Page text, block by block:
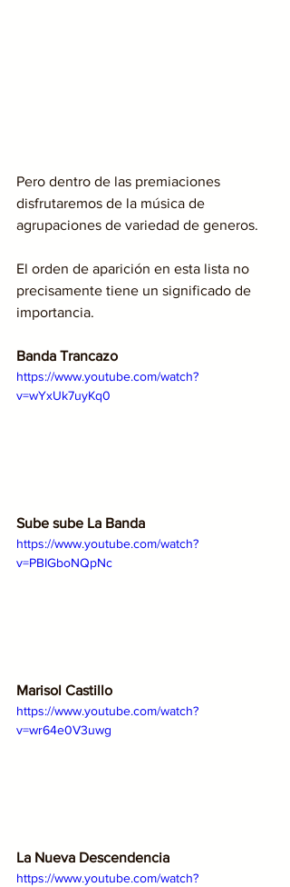
Pero dentro de las premiaciones
disfrutaremos de la música de
agrupaciones de variedad de generos.
El orden de aparición en esta lista no
precisamente tiene un significado de
importancia.
Banda Trancazo
https://www.youtube.com/watch?
v=wYxUk7uyKq0
Sube sube La Banda
https://www.youtube.com/watch?
v=PBIGboNQpNc
Marisol Castillo
https://www.youtube.com/watch?
v=wr64e0V3uwg
La Nueva Descendencia
https://www.youtube.com/watch?